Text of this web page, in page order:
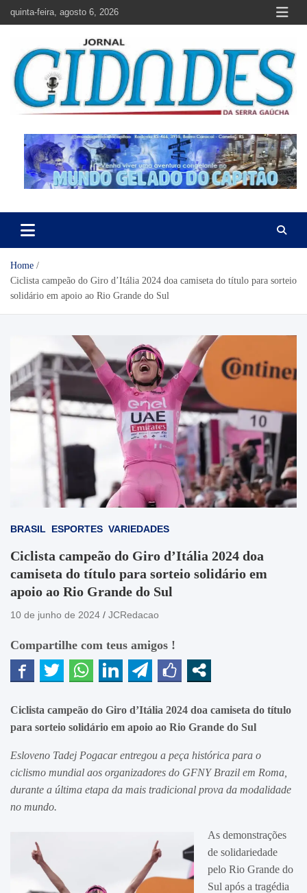
quinta-feira, agosto 6, 2026
Jornal Cidades da Serra Gaúcha
Home
Ciclista campeão do Giro d’Itália 2024 doa camiseta do título para sorteio
solidário em apoio ao Rio Grande do Sul
BRASIL ESPORTES VARIEDADES
Ciclista campeão do Giro d’Itália 2024 doa
camiseta do título para sorteio solidário em
apoio ao Rio Grande do Sul
10 de junho de 2024 JCRedacao
Compartilhe com teus amigos !
Ciclista campeão do Giro d’Itália 2024 doa camiseta do título
para sorteio solidário em apoio ao Rio Grande do Sul
Esloveno Tadej Pogacar entregou a peça histórica para o
ciclismo mundial aos organizadores do GFNY Brazil em Roma,
durante a última etapa da mais tradicional prova da modalidade
no mundo.
As demonstrações
de solidariedade
pelo Rio Grande do
Sul após a tragédia